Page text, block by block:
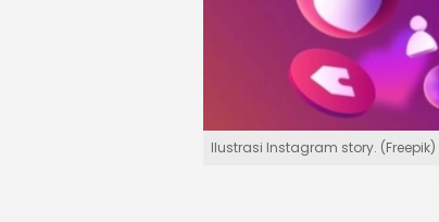
Ilustrasi Instagram story. (Freepik)